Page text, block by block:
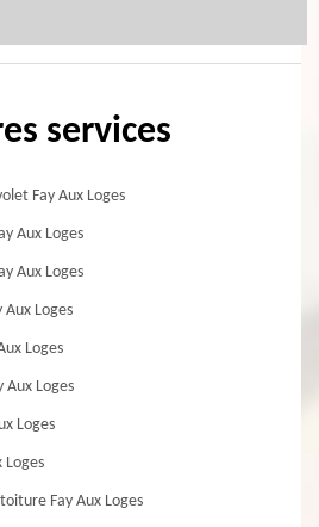
services
Fay Aux Loges
Aux Loges
Aux Loges
Loges
Loges
Aux Loges
Loges
Loges
Fay Aux Loges